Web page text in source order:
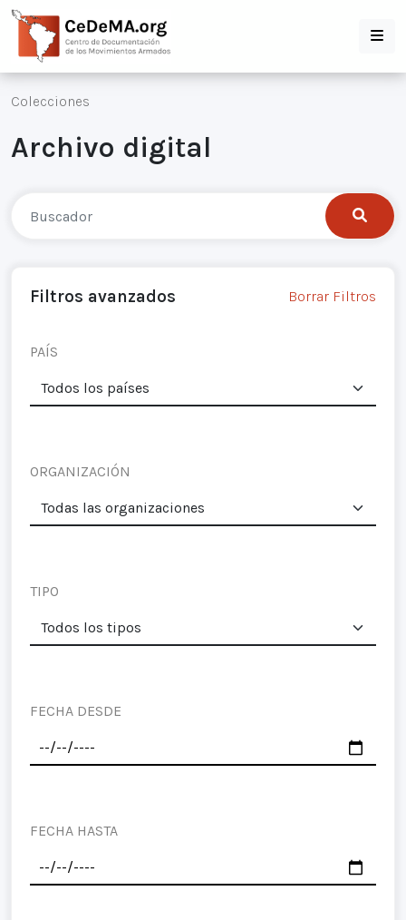
Colecciones
Archivo digital
Filtros avanzados Borrar Filtros
PAÍS
ORGANIZACIÓN
TIPO
FECHA DESDE
FECHA HASTA